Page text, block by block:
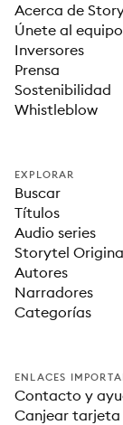
Acerca de
Únete al equipo
Inversores
Prensa
Sostenibilidad
Whistleblow
EXPLORAR
Buscar
Títulos
Audio series
Storytel
Autores
Narradores
Categorías
ENLACES
Contacto y
Canjear tarjeta